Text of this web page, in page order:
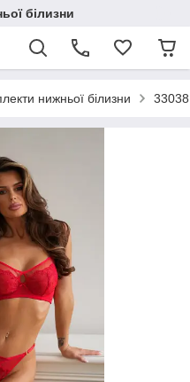
білизни
нижньої білизни